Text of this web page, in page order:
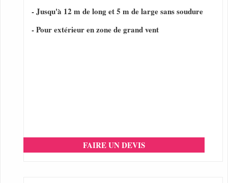
- Jusqu'à 12 m de long et 5 m de large sans soudure
- Pour extérieur en zone de grand vent
FAIRE UN DEVIS